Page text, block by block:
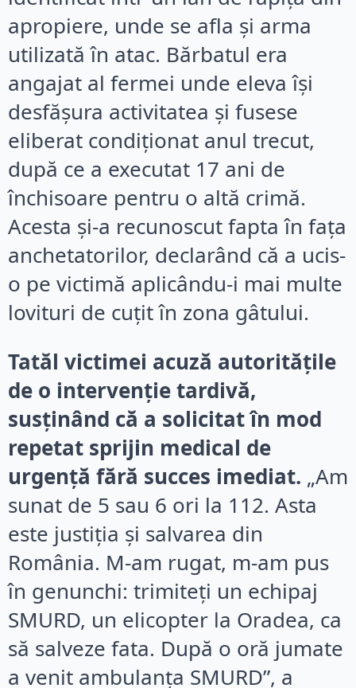
apropiere, unde se afla și arma
utilizată în atac. Bărbatul era
angajat al fermei unde eleva își
desfășura activitatea și fusese
eliberat condiționat anul trecut,
după ce a executat 17 ani de
închisoare pentru o altă crimă.
Acesta și-a recunoscut fapta în fața
anchetatorilor, declarând că a ucis-
o pe victimă aplicându-i mai multe
lovituri de cuțit în zona gâtului.
Tatăl victimei acuză autoritățile
de o intervenție tardivă,
susținând că a solicitat în mod
repetat sprijin medical de
urgență fără succes imediat. „Am
sunat de 5 sau 6 ori la 112. Asta
este justiția și salvarea din
România. M-am rugat, m-am pus
în genunchi: trimiteți un echipaj
SMURD, un elicopter la Oradea, ca
să salveze fata. După o oră jumate
a venit ambulanța SMURD”, a